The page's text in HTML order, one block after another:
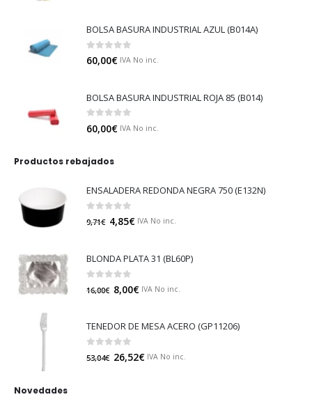
BOLSA BASURA INDUSTRIAL AZUL (B014A)
0 out of 5
60,00€ IVA No inc.
BOLSA BASURA INDUSTRIAL ROJA 85 (B014)
0 out of 5
60,00€ IVA No inc.
Productos rebajados
ENSALADERA REDONDA NEGRA 750 (E132N)
out of 5
9,71€ 4,85€ IVA No inc.
BLONDA PLATA 31 (BL60P)
out of 5
16,00€ 8,00€ IVA No inc.
TENEDOR DE MESA ACERO (GP11206)
out of 5
53,04€ 26,52€ IVA No inc.
Novedades